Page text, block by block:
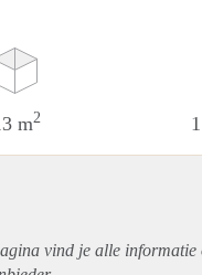
m2
vind je alle